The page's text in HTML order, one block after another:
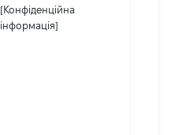
[Конфіденційна
інформація]